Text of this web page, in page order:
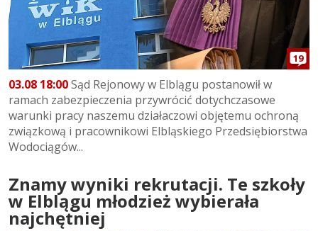
19
03.08 18:00Sąd Rejonowy w Elblągu postanowił w
ramach zabezpieczenia przywrócić dotychczasowe
warunki pracy naszemu działaczowi objętemu ochroną
związkową i pracownikowi Elbląskiego Przedsiębiorstwa
Wodociągów...
Znamy wyniki rekrutacji. Te szkoły
w Elblągu młodzież wybierała
najchętniej